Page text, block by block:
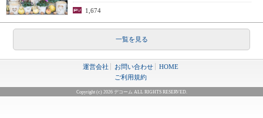
1,674
一覧を見る
運営会社 お問い合わせ
HOME
ご利用規約
Copyright (c) 2026 デコーム ALL RIGHTS RESERVED.